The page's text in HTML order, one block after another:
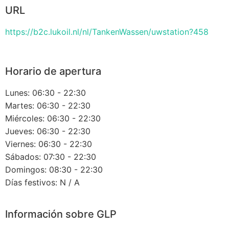
URL
https://b2c.lukoil.nl/nl/TankenWassen/uwstation?458
Horario de apertura
Lunes: 06:30 - 22:30
Martes: 06:30 - 22:30
Miércoles: 06:30 - 22:30
Jueves: 06:30 - 22:30
Viernes: 06:30 - 22:30
Sábados: 07:30 - 22:30
Domingos: 08:30 - 22:30
Días festivos: N / A
Información sobre GLP